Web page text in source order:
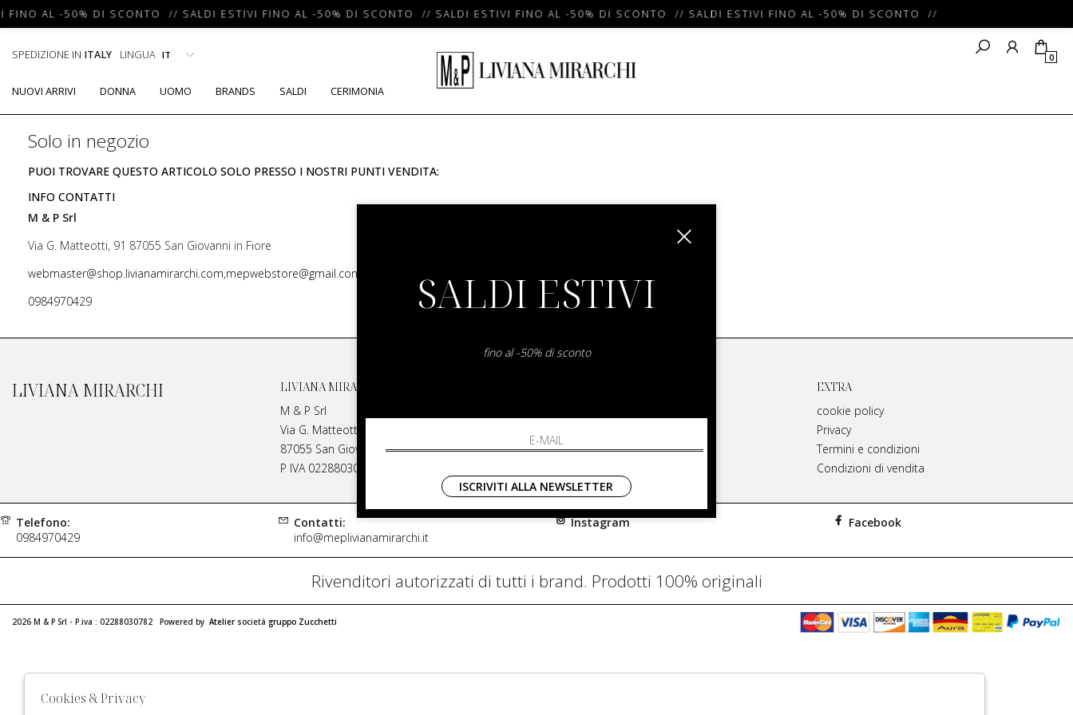
FINO AL -50% DI SCONTO // SALDI ESTIVI FINO AL -50% DI SCONTO // SALDI ESTIVI FINO AL -50% DI SCONTO // SALDI ESTIVI FINO AL -50% DI SCONTO //
SPEDIZIONE IN ITALY LINGUA 0
NUOVI ARRIVI DONNA UOMO BRANDS SALDI CERIMONIA
Solo in negozio
PUOI TROVARE QUESTO ARTICOLO SOLO PRESSO I NOSTRI PUNTI VENDITA:
INFO CONTATTI
M & P Srl
Via G. Matteotti, 91 87055 San Giovanni in Fiore
webmaster@shop.livianamirarchi.com,mepwebstore@gmail.com
0984970429
LIVIANA MIRARCHI
LIVIANA MIRARCHI
M & P Srl
Via G. Matteotti, 91
87055 San Giovanni in Fiore Italia
P IVA 02288030782
Contatti
Spedizione
EXTRA
cookie policy
Privacy
Termini e condizioni
Condizioni di vendita
Telefono:
0984970429
Contatti:
info@meplivianamirarchi.it
Instagram Facebook
Rivenditori autorizzati di tutti i brand. Prodotti 100% originali
2026 M & P Srl - P.iva : 02288030782 Powered by Atelier società gruppo Zucchetti
SALDI ESTIVI
fino al -50% di sconto
ISCRIVITI ALLA NEWSLETTER
Cookies & Privacy